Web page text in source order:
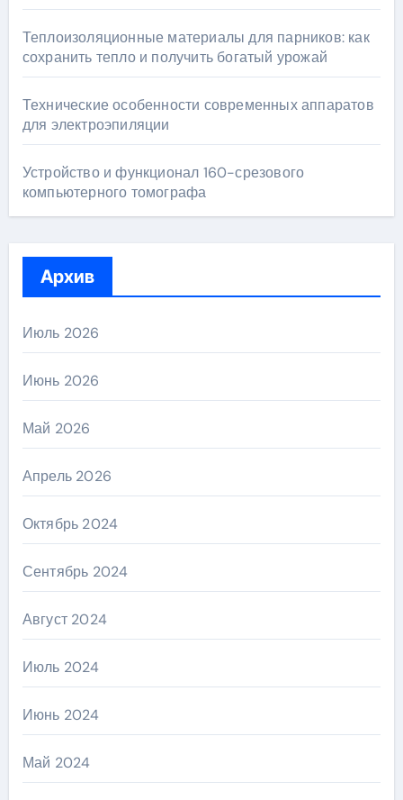
Теплоизоляционные материалы для парников: как
сохранить тепло и получить богатый урожай
Технические особенности современных аппаратов
для электроэпиляции
Устройство и функционал 160-срезового
компьютерного томографа
Архив
Июль 2026
Июнь 2026
Май 2026
Апрель 2026
Октябрь 2024
Сентябрь 2024
Август 2024
Июль 2024
Июнь 2024
Май 2024